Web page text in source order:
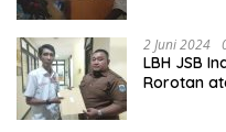
2 Juni 2024
LBH JSB
Rorotan